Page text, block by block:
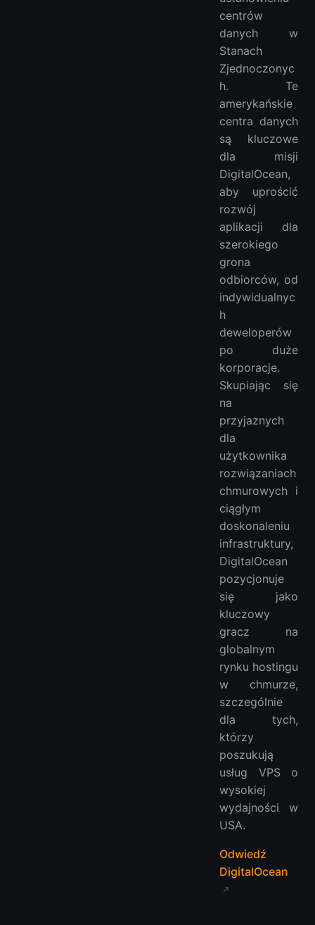
centrów
danych w
Stanach
Zjednoczonyc
h. Te
amerykańskie
centra danych
są kluczowe
dla misji
DigitalOcean,
aby uprościć
rozwój
aplikacji dla
szerokiego
grona
odbiorców, od
indywidualnyc
h
deweloperów
po duże
korporacje.
Skupiając się
na
przyjaznych
dla
użytkownika
rozwiązaniach
chmurowych i
ciągłym
doskonaleniu
infrastruktury,
DigitalOcean
pozycjonuje
się jako
kluczowy
gracz na
globalnym
rynku hostingu
w chmurze,
szczególnie
dla tych,
którzy
poszukują
usług VPS o
wysokiej
wydajności w
USA.
Odwiedź
DigitalOcean